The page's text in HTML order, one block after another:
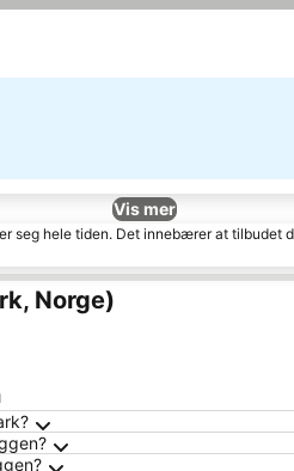
Vis mer
seg hele tiden. Det innebærer at tilbudet
Norge)